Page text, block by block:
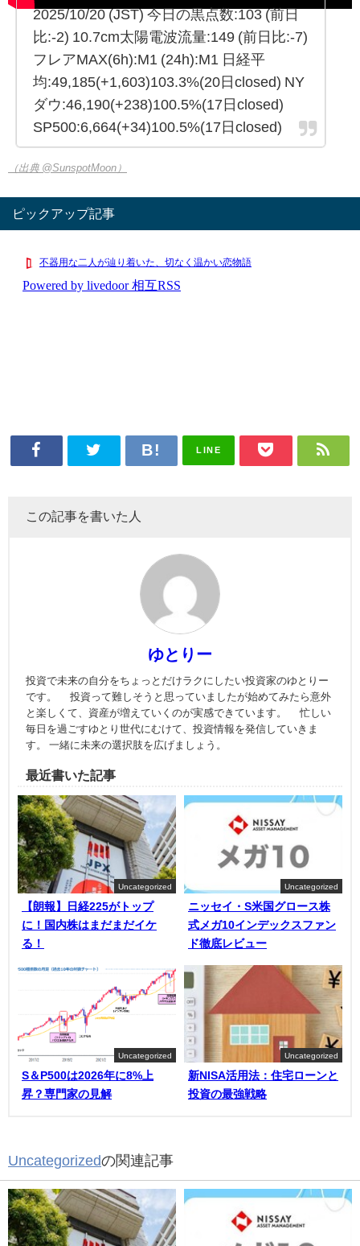
2025/10/20 (JST) 今日の黒点数:103 (前日
比:-2) 10.7cm太陽電波流量:149 (前日比:-7)
フレアMAX(6h):M1 (24h):M1 日経平
均:49,185(+1,603)103.3%(20日closed) NY
ダウ:46,190(+238)100.5%(17日closed)
SP500:6,664(+34)100.5%(17日closed)
（出典 @SunspotMoon）
ピックアップ記事
LINE
この記事を書いた人
ゆとりー
投資で未来の自分をちょっとだけラクにしたい投資家のゆとりー
です。 投資って難しそうと思っていましたが始めてみたら意外
と楽しくて、資産が増えていくのが実感できています。 忙しい
毎日を過ごすゆとり世代にむけて、投資情報を発信していきま
す。 一緒に未来の選択肢を広げましょう。
最近書いた記事
Uncategorized
【朗報】日経225がトップ
に！国内株はまだまだイケ
る！
Uncategorized
ニッセイ・S米国グロース株
式メガ10インデックスファン
ド徹底レビュー
Uncategorized
S＆P500は2026年に8%上
昇？専門家の見解
Uncategorized
新NISA活用法：住宅ローンと
投資の最強戦略
Uncategorizedの関連記事